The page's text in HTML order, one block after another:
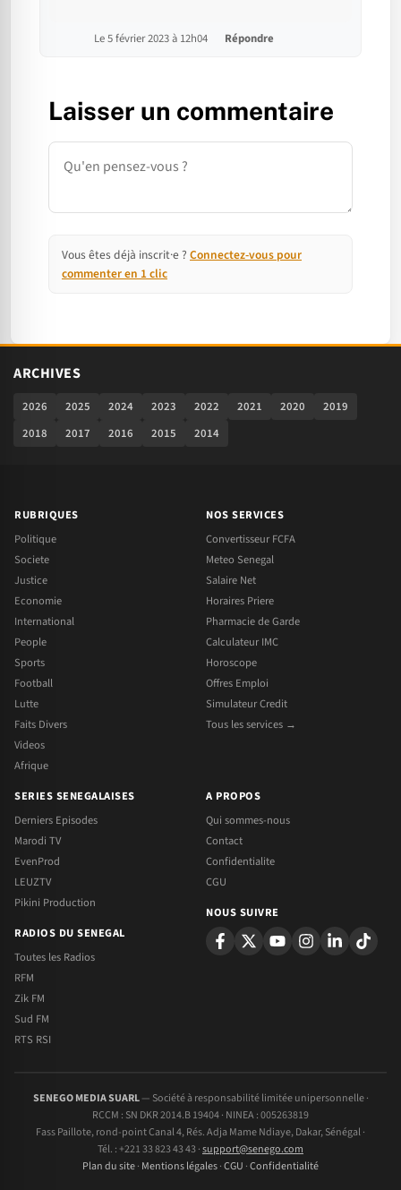
Le 5 février 2023 à 12h04 Répondre
Laisser un commentaire
Commentaire
Vous êtes déjà inscrit·e ? Connectez-vous pour
commenter en 1 clic
ARCHIVES
2026 2025 2024 2023 2022 2021 2020
2019
2018
2017 2016 2015 2014
RUBRIQUES
Politique
Societe
Justice
Economie
International
People
Sports
Football
Lutte
Faits Divers
Videos
Afrique
NOS SERVICES
Convertisseur FCFA
Meteo Senegal
Salaire Net
Horaires Priere
Pharmacie de Garde
Calculateur IMC
Horoscope
Offres Emploi
Simulateur Credit
Tous les services →
SERIES SENEGALAISES
Derniers Episodes
Marodi TV
EvenProd
LEUZTV
Pikini Production
RADIOS DU SENEGAL
Toutes les Radios
RFM
Zik FM
Sud FM
RTS RSI
A PROPOS
Qui sommes-nous
Contact
Confidentialite
CGU
NOUS SUIVRE
SENEGO MEDIA SUARL— Société à responsabilité limitée unipersonnelle ·
RCCM : SN DKR 2014.B 19404 · NINEA : 005263819
Fass Paillote, rond-point Canal 4, Rés. Adja Mame Ndiaye, Dakar, Sénégal ·
Tél. : +221 33 823 43 43 ·support@senego.com
Plan du site· Mentions légales·CGU ·Confidentialité